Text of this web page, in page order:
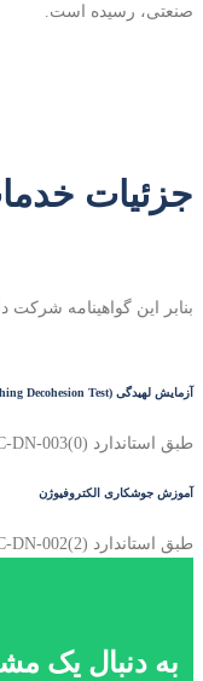
صنعتی، رسیده است.
جزئیات
بنابر این گواهینامه
آزمایش لهیدگی (Crushing Decohesion Test)
طبق استاندارد IGS-C-DN-003(0)
آموزش جوشکاری الکتروفیوژن
طبق استاندارد IGS-C-DN-002(2)
به دنبال یک